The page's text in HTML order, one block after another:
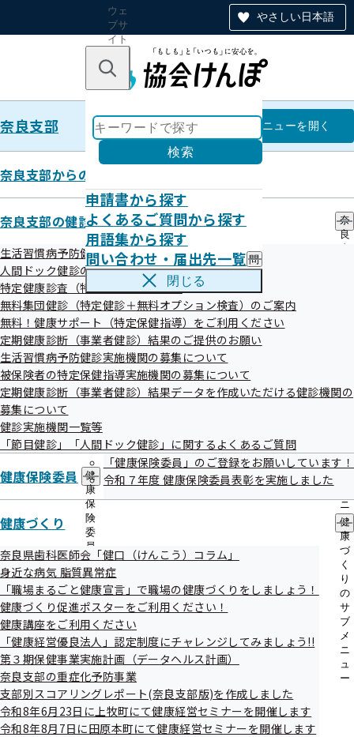
やさしい日本語
ウェ
ブサ
イト
のナ
ン
キーワードで探す
検索
申請書から探す
よくあるご質問から探す
用語集から探す
問い合わせ・届出先一覧 問
い
わ
せ
・
届
一
覧
ブ
メ
ニ
ュ
ー
閉じる
奈良支部 奈良支部
メニューを開く
奈良支部からのお知らせ
奈良支部の健診・保健指導のご案内
奈
良
の
サ
ニ
ュ
ー
生活習慣病予防健診のご案内
人間ドック健診のご案内
特定健康診査（特定健診）のご案内
無料集団健診（特定健診＋無料オプション検査）のご案内
無料！健康サポート（特定保健指導）をご利用ください
定期健康診断（事業者健診）結果のご提供のお願い
生活習慣病予防健診実施機関の募集について
被保険者の特定保健指導実施機関の募集について
定期健康診断（事業者健診）結果データを作成いただける健診機関の
募集について
健診実施機関一覧等
「節目健診」「人間ドック健診」に関するよくあるご質問
健康保険委員
健
康
保
険
委
員
の
サ
ブ
メ
ニ
ュ
ー
「健康保険委員」のご登録をお願いしています！
令和７年度 健康保険委員表彰を実施しました
健康づくり
健
康
づ
く
り
の
サ
ブ
メ
ニ
ュ
ー
奈良県歯科医師会「健口（けんこう）コラム」
身近な病気 脂質異常症
「職場まるごと健康宣言」で職場の健康づくりをしましょう！
健康づくり促進ポスターをご利用ください！
健康講座をご利用ください
「健康経営優良法人」認定制度にチャレンジしてみましょう!!
第３期保健事業実施計画（データヘルス計画）
奈良支部の重症化予防事業
支部別スコアリングレポート(奈良支部版)を作成しました
令和8年6月23日に上牧町にて健康経営セミナーを開催します
令和8年8月7日に田原本町にて健康経営セミナーを開催します
定期健康診断（事業者健診）結果
ご提供のお願い
令和08年04月03日